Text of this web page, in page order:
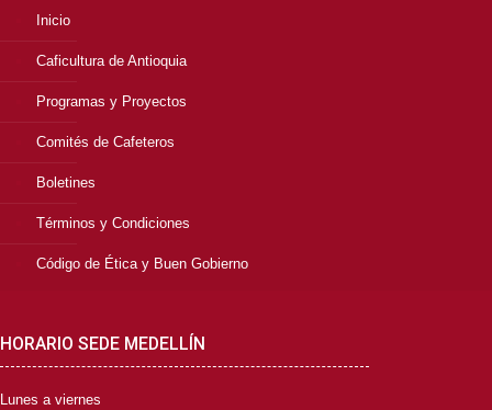
Inicio
Caficultura de Antioquia
Programas y Proyectos
Comités de Cafeteros
Boletines
Términos y Condiciones
Código de Ética y Buen Gobierno
HORARIO SEDE MEDELLÍN
Lunes a viernes